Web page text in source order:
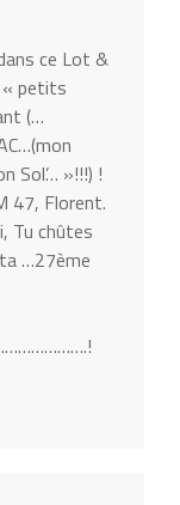
ce Lot &
« petits
(…
Sol’… »!!!) !
47, Florent.
Tu chûtes
…27ème